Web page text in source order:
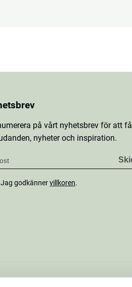
på vårt nyhetsbrev för att få
nyheter och inspiration.
Jag godkännervillkoren.